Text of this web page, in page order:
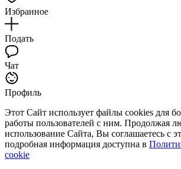
Избранное
Подать
Чат
Профиль
Этот Сайт использует файлы cookies для
работы пользователей с ним. Продолжая
использование Сайта, Вы соглашаетесь с
подробная информация доступна в
cookie